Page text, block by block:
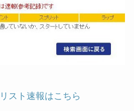
スト速報はこちら